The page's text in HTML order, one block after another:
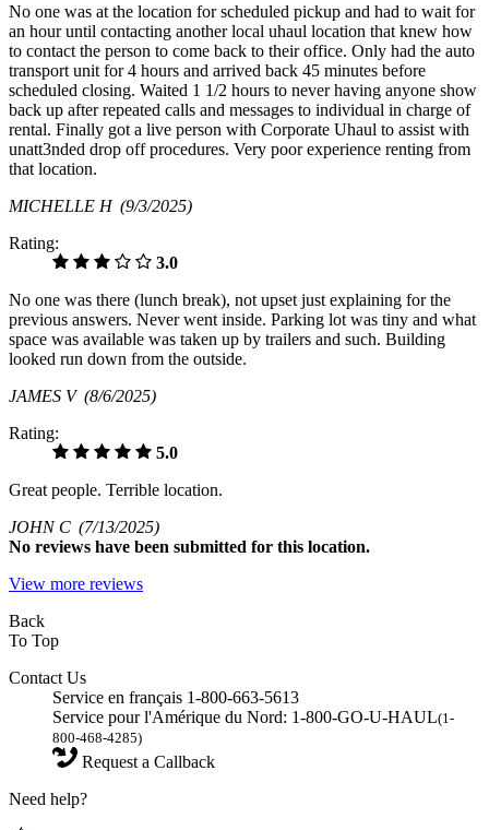
No one was at the location for scheduled pickup and had to wait for
an hour until contacting another local uhaul location that knew how
to contact the person to come back to their office. Only had the auto
transport unit for 4 hours and arrived back 45 minutes before
scheduled closing. Waited 1 1/2 hours to never having anyone show
back up after repeated calls and messages to individual in charge of
rental. Finally got a live person with Corporate Uhaul to assist with
unatt3nded drop off procedures. Very poor experience renting from
that location.
MICHELLE H (9/3/2025)
Rating:
3.0
No one was there (lunch break), not upset just explaining for the
previous answers. Never went inside. Parking lot was tiny and what
space was available was taken up by trailers and such. Building
looked run down from the outside.
JAMES V (8/6/2025)
Rating:
5.0
Great people. Terrible location.
JOHN C (7/13/2025)
No reviews have been submitted for this location.
View more reviews
Back
To Top
Contact Us
Service en français 1-800-663-5613
Service pour l'Amérique du Nord: 1-800-GO-U-HAUL(1-
800-468-4285)
Request a Callback
Need help?